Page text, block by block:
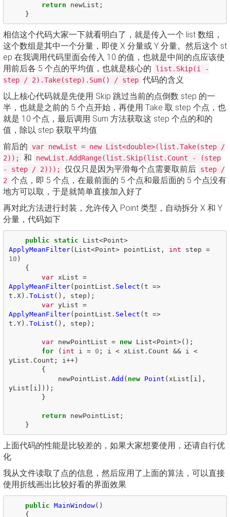
return
newList ;
}
相信这个代码大家一下就看明白了，就是传入一个 list 数组，
这个数组是其中一个分量，即使 X 分量或 Y 分量。然后这个 st
ep 在我调用代码里面会传入 10 的值，也就是中间的点应该使
用前后各 5 个点的平均值，也就是核心的
list.Skip(i -
step / 2).Take(step).Sum() / step 代码的含义
以上核心代码就是先使用 Skip 跳过当前的点倒数 step 的一
半，也就是之前的 5 个点开始，再使用 Take 取 step 个点，也
就是 10 个点，最后调用 Sum 方法获取这 step 个点的和的
值，除以 step 获取平均值
前后的 var newList = new List<double>(list.Take(step /
2));
和
newList.AddRange(list.Skip(list.Count - (step
- step / 2)));
仅仅只是因为平滑每个点需要取前后 step /
2 个点，即 5 个点，在最前面的 5 个点和最后面的 5 个点没有
地方可以取，于是就简单直接加入好了
再对此方法进行封装，允许传入 Point 类型，自动拆分 X 和 Y
分量，代码如下
public static List<Point>
ApplyMeanFilter( List<Point> pointList , int step =
10 )
{
var
xList =
ApplyMeanFilter( pointList . Select (t =>
t . X). ToList (), step );
var yList =
ApplyMeanFilter( pointList . Select (t =>
t . Y). ToList (), step );
var newPointList = new List<Point>();
for
( int i = 0 ; i < xList . Count && i
<
yList . Count ; i ++)
{
newPointList . Add ( new Point ( xList [ i ],
yList [ i ]));
}
return newPointList ;
}
上面代码的性能是比较差的，如果大家想要使用，还请自行优
化
我从文件读取了点的信息，然后应用了上面的算法，可以直接
使用折线画出比较好看的界面效果
public MainWindow()
{